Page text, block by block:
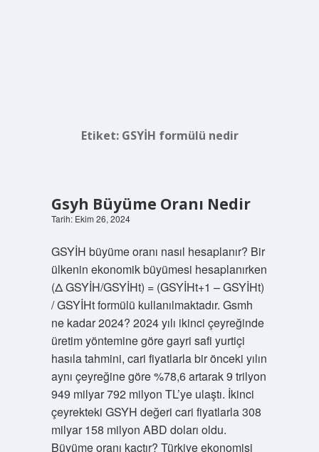
Etiket: GSYİH formülü nedir
Gsyh Büyüme Oranı Nedir
Tarih: Ekim 26, 2024
GSYİH büyüme oranı nasıl hesaplanır? Bir
ülkenin ekonomik büyümesi hesaplanırken
(Δ GSYİH/GSYİHt) = (GSYİHt+1 – GSYİHt)
/ GSYİHt formülü kullanılmaktadır. Gsmh
ne kadar 2024? 2024 yılı ikinci çeyreğinde
üretim yöntemine göre gayri safi yurtiçi
hasıla tahmini, cari fiyatlarla bir önceki yılın
aynı çeyreğine göre %78,6 artarak 9 trilyon
949 milyar 792 milyon TL’ye ulaştı. İkinci
çeyrekteki GSYH değeri cari fiyatlarla 308
milyar 158 milyon ABD doları oldu.
Büyüme oranı kaçtır? Türkiye ekonomisi